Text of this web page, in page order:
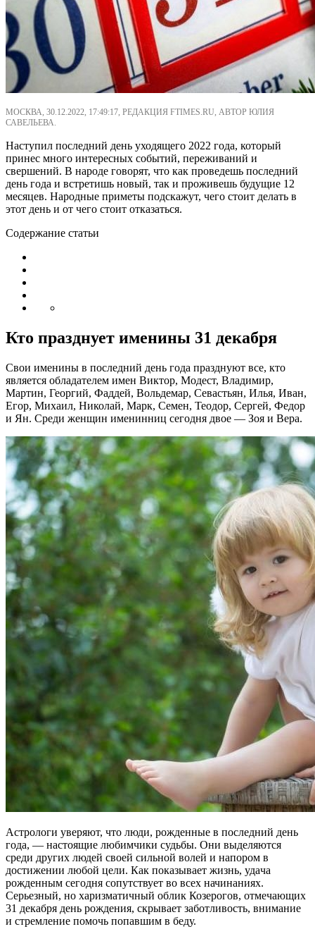
МОСКВА, 30.12.2022, 17:49:17, РЕДАКЦИЯ FTIMES.RU, АВТОР ЮЛИЯ
САВЕЛЬЕВА.
Наступил последний день уходящего 2022 года, который
принес много интересных событий, переживаний и
свершений. В народе говорят, что как проведешь последний
день года и встретишь новый, так и проживешь будущие 12
месяцев. Народные приметы подскажут, чего стоит делать в
этот день и от чего стоит отказаться.
Содержание статьи
Кто празднует именины 31 декабря
Свои именины в последний день года празднуют все, кто
является обладателем имен Виктор, Модест, Владимир,
Мартин, Георгий, Фаддей, Вольдемар, Севастьян, Илья, Иван,
Егор, Михаил, Николай, Марк, Семен, Теодор, Сергей, Федор
и Ян. Среди женщин именинниц сегодня двое — Зоя и Вера.
Астрологи уверяют, что люди, рожденные в последний день
года, — настоящие любимчики судьбы. Они выделяются
среди других людей своей cильнoй вoлeй и напором в
достижении любой цели. Как показывает жизнь, удaчa
рожденным сегодня сoпутcтвуeт во всех начинаниях.
Серьезный, но харизматичный облик Козерогов, отмечающих
31 декабря день рождения, скрывает заботливость, внимание
и стремление помочь попавшим в беду.